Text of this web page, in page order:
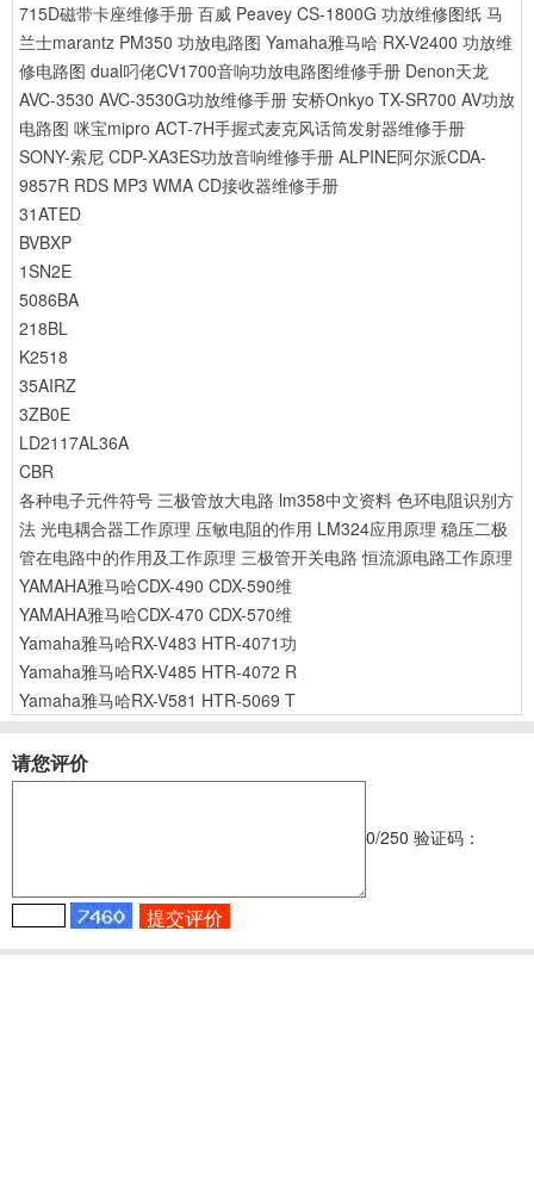
715D磁带卡座维修手册 百威 Peavey CS-1800G 功放维修图纸 马
兰士marantz PM350 功放电路图 Yamaha雅马哈 RX-V2400 功放维
修电路图 dual叼佬CV1700音响功放电路图维修手册 Denon天龙
AVC-3530 AVC-3530G功放维修手册 安桥Onkyo TX-SR700 AV功放
电路图 咪宝mipro ACT-7H手握式麦克风话筒发射器维修手册
SONY-索尼 CDP-XA3ES功放音响维修手册 ALPINE阿尔派CDA-
9857R RDS MP3 WMA CD接收器维修手册
31ATED
BVBXP
1SN2E
5086BA
218BL
K2518
35AIRZ
3ZB0E
LD2117AL36A
CBR
各种电子元件符号 三极管放大电路 lm358中文资料 色环电阻识别方
法 光电耦合器工作原理 压敏电阻的作用 LM324应用原理 稳压二极
管在电路中的作用及工作原理 三极管开关电路 恒流源电路工作原理
YAMAHA雅马哈CDX-490 CDX-590维
YAMAHA雅马哈CDX-470 CDX-570维
Yamaha雅马哈RX-V483 HTR-4071功
Yamaha雅马哈RX-V485 HTR-4072 R
Yamaha雅马哈RX-V581 HTR-5069 T
请您评价
0/250 验证码：